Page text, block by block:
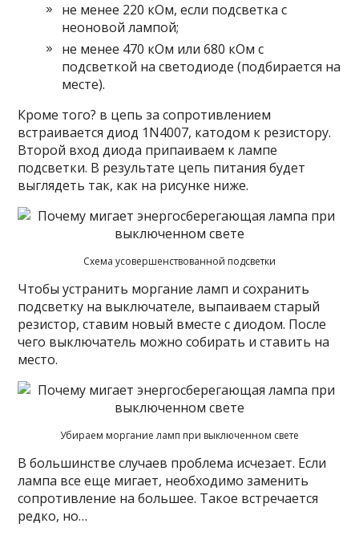
не менее 220 кОм, если подсветка с
неоновой лампой;
не менее 470 кОм или 680 кОм с
подсветкой на светодиоде (подбирается на
месте).
Кроме того? в цепь за сопротивлением
встраивается диод 1N4007, катодом к резистору.
Второй вход диода припаиваем к лампе
подсветки. В результате цепь питания будет
выглядеть так, как на рисунке ниже.
Схема усовершенствованной подсветки
Чтобы устранить моргание ламп и сохранить
подсветку на выключателе, выпаиваем старый
резистор, ставим новый вместе с диодом. После
чего выключатель можно собирать и ставить на
место.
Убираем моргание ламп при выключенном свете
В большинстве случаев проблема исчезает. Если
лампа все еще мигает, необходимо заменить
сопротивление на большее. Такое встречается
редко, но…